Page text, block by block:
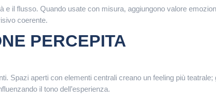
il flusso. Quando usate con misura, aggiungono valore
coerente.
PERCEPITA
Spazi aperti con elementi centrali creano un feeling più
il tono dell’esperienza.